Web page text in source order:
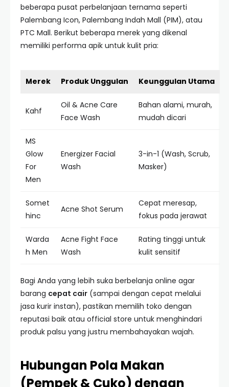
beberapa pusat perbelanjaan ternama seperti
Palembang Icon, Palembang Indah Mall (PIM), atau
PTC Mall. Berikut beberapa merek yang dikenal
memiliki performa apik untuk kulit pria:
Merek Produk Unggulan Keunggulan Utama
Kahf
Oil & Acne Care
Face Wash
Bahan alami, murah,
mudah dicari
MS
Glow
For
Men
Energizer Facial
Wash
3-in-1 (Wash, Scrub,
Masker)
Somet
hinc
Acne Shot Serum
Cepat meresap,
fokus pada jerawat
Warda
h Men
Acne Fight Face
Wash
Rating tinggi untuk
kulit sensitif
Bagi Anda yang lebih suka berbelanja online agar
barang cepat cair (sampai dengan cepat melalui
jasa kurir instan), pastikan memilih toko dengan
reputasi baik atau official store untuk menghindari
produk palsu yang justru membahayakan wajah.
Hubungan Pola Makan
(Pempek & Cuko) dengan